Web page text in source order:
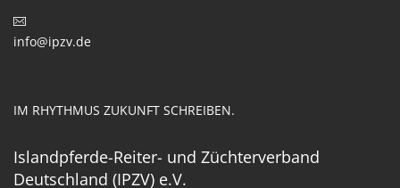
info@ipzv.de
IM RHYTHMUS ZUKUNFT SCHREIBEN.
Islandpferde-Reiter- und Züchterverband
Deutschland (IPZV) e.V.